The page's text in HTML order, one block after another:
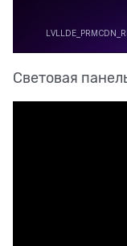
Световая